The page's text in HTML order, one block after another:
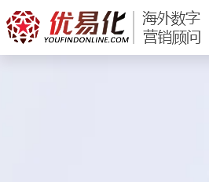
Skip
to
content